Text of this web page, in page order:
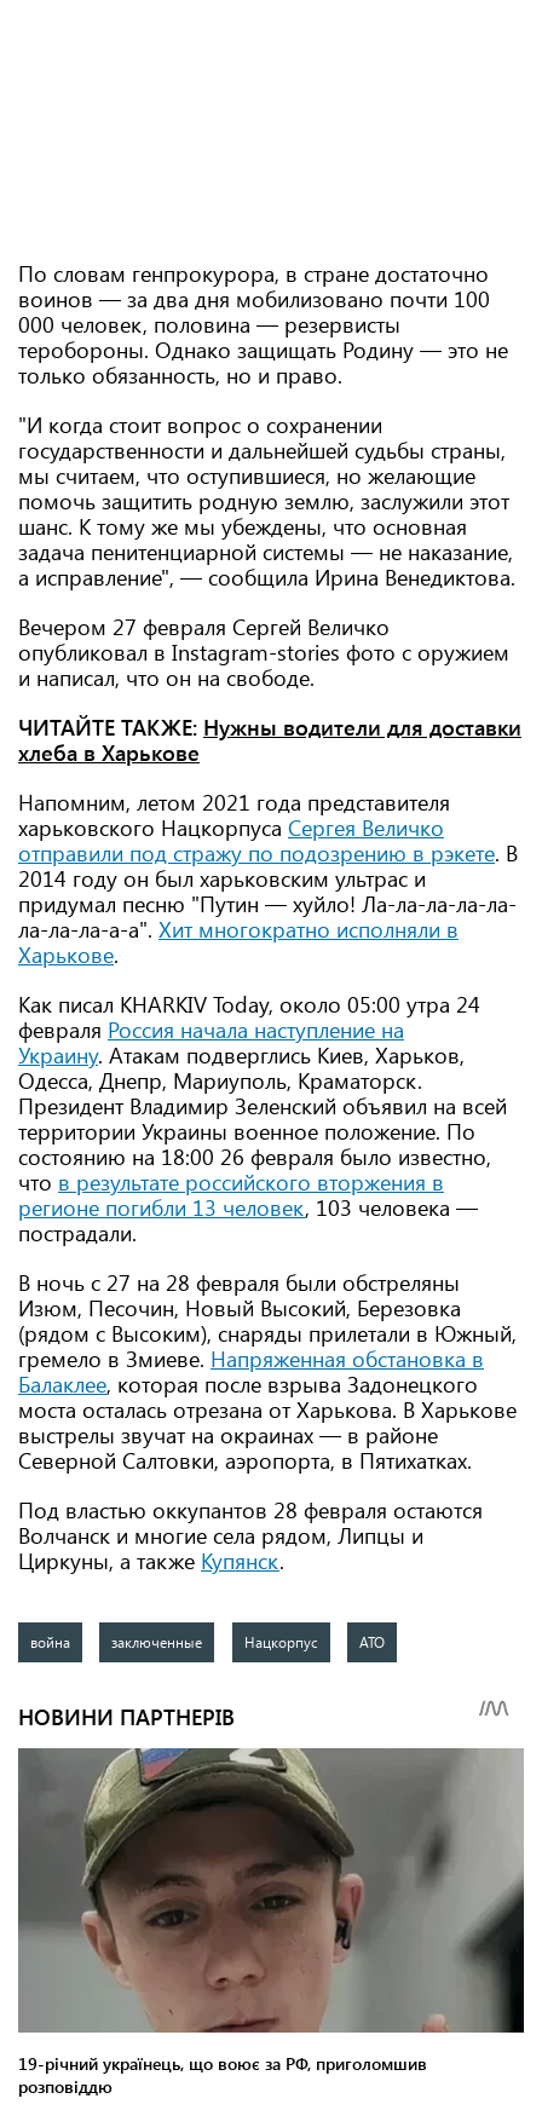
По словам генпрокурора, в стране достаточно
воинов — за два дня мобилизовано почти 100
000 человек, половина — резервисты
теробороны. Однако защищать Родину — это не
только обязанность, но и право.
"И когда стоит вопрос о сохранении
государственности и дальнейшей судьбы страны,
мы считаем, что оступившиеся, но желающие
помочь защитить родную землю, заслужили этот
шанс. К тому же мы убеждены, что основная
задача пенитенциарной системы — не наказание,
а исправление", — сообщила Ирина Венедиктова.
Вечером 27 февраля Сергей Величко
опубликовал в Instagram-stories фото с оружием
и написал, что он на свободе.
ЧИТАЙТЕ ТАКЖЕ: Нужны водители для доставки
хлеба в Харькове
Напомним, летом 2021 года представителя
харьковского Нацкорпуса Сергея Величко
отправили под стражу по подозрению в рэкете. В
2014 году он был харьковским ультрас и
придумал песню "Путин — хуйло! Ла-ла-ла-ла-ла-
ла-ла-ла-а-а". Хит многократно исполняли в
Харькове.
Как писал KHARKIV Today, около 05:00 утра 24
февраля Россия начала наступление на
Украину. Атакам подверглись Киев, Харьков,
Одесса, Днепр, Мариуполь, Краматорск.
Президент Владимир Зеленский объявил на всей
территории Украины военное положение. По
состоянию на 18:00 26 февраля было известно,
что в результате российского вторжения в
регионе погибли 13 человек, 103 человека —
пострадали.
В ночь с 27 на 28 февраля были обстреляны
Изюм, Песочин, Новый Высокий, Березовка
(рядом с Высоким), снаряды прилетали в Южный,
гремело в Змиеве. Напряженная обстановка в
Балаклее, которая после взрыва Задонецкого
моста осталась отрезана от Харькова. В Харькове
выстрелы звучат на окраинах — в районе
Северной Салтовки, аэропорта, в Пятихатках.
Под властью оккупантов 28 февраля остаются
Волчанск и многие села рядом, Липцы и
Циркуны, а также Купянск.
война заключенные Нацкорпус АТО